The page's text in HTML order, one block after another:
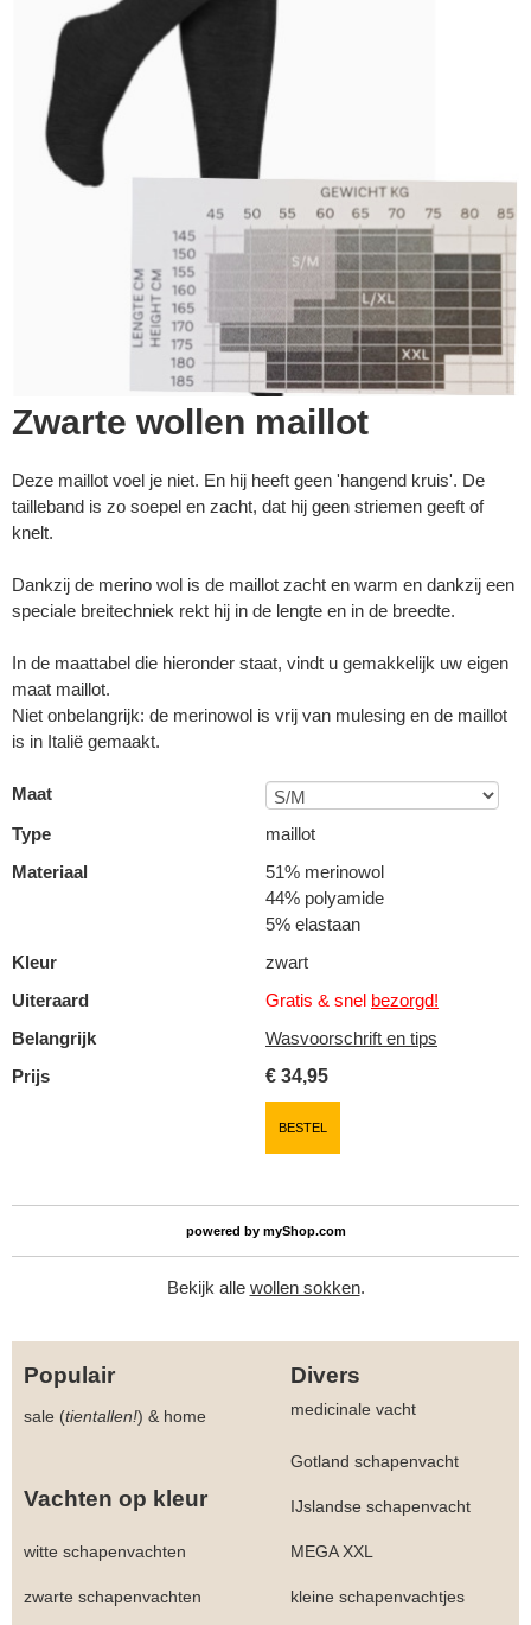
Zwarte wollen maillot
Deze maillot voel je niet. En hij heeft geen 'hangend kruis'. De
tailleband is zo soepel en zacht, dat hij geen striemen geeft of
knelt.
Dankzij de merino wol is de maillot zacht en warm en dankzij een
speciale breitechniek rekt hij in de lengte en in de breedte.
In de maattabel die hieronder staat, vindt u gemakkelijk uw eigen
maat maillot.
Niet onbelangrijk: de merinowol is vrij van mulesing en de maillot
is in Italië gemaakt.
Maat
Type
maillot
Materiaal
51% merinowol
44% polyamide
5% elastaan
Kleur
zwart
Uiteraard
Gratis & snel bezorgd!
Belangrijk
Wasvoorschrift en tips
Prijs
€ 34,95
BESTEL
powered by myShop.com
Bekijk alle wollen sokken.
Populair Divers
sale (tientallen!) & home medicinale vacht
Gotland schapenvacht
Vachten op kleur IJslandse schapenvacht
witte schapenvachten MEGA XXL
zwarte schapenvachten kleine schapenvachtjes